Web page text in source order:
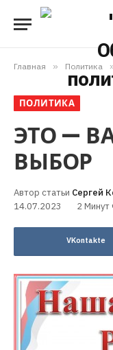
Главная » Политика
ПОЛИТИКА
ЭТО —
ВЫБОР
Сергей
14.07.2023
2 Минут
VKontakte